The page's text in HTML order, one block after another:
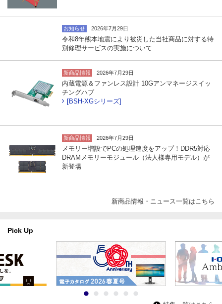
お知らせ 2026年7月29日
令和8年熊本地震により被災した当社商品に対する特
別修理サービスの実施について
新商品情報 2026年7月29日
内蔵電源＆ファンレス設計 10Gアンマネージスイッ
チングハブ
[BSH-XGシリーズ]
新商品情報 2026年7月29日
メモリー増設でPCの処理速度をアップ！DDR5対応
DRAMメモリーモジュール（法人様専用モデル）が
新登場
新商品情報・ニュース一覧はこちら
Pick Up